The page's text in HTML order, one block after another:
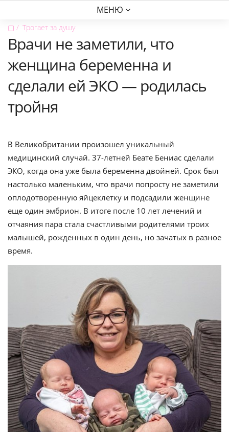
МЕНЮ
▢ Трогает за душу
Врачи не заметили, что
женщина беременна и
сделали ей ЭКО — родилась
тройня
В Великобритании произошел уникальный
медицинский случай. 37-летней Беате Бениас сделали
ЭКО, когда она уже была беременна двойней. Срок был
настолько маленьким, что врачи попросту не заметили
оплодотворенную яйцеклетку и подсадили женщине
еще один эмбрион. В итоге после 10 лет лечений и
отчаяния пара стала счастливыми родителями троих
малышей, рожденных в один день, но зачатых в разное
время.